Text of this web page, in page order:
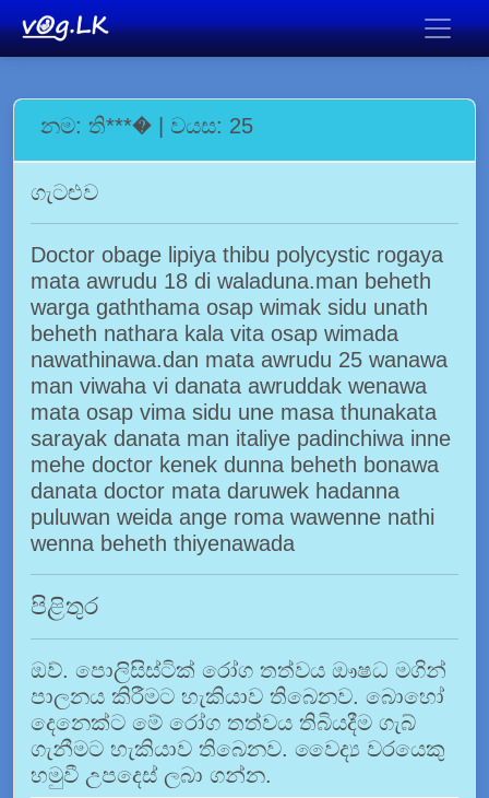
නම: ති***� | වයස: 25
ගැටළුව
Doctor obage lipiya thibu polycystic rogaya
mata awrudu 18 di waladuna.man beheth
warga gaththama osap wimak sidu unath
beheth nathara kala vita osap wimada
nawathinawa.dan mata awrudu 25 wanawa
man viwaha vi danata awruddak wenawa
mata osap vima sidu une masa thunakata
sarayak danata man italiye padinchiwa inne
mehe doctor kenek dunna beheth bonawa
danata doctor mata daruwek hadanna
puluwan weida ange roma wawenne nathi
wenna beheth thiyenawada
පිළිතුර
ඔව්. පොලිසිස්ටික් රෝග තත්වය ඖෂධ මගින්
පාලනය කිරීමට හැකියාව තිබෙනව. බොහෝ
දෙනෙක්ට මේ රෝග තත්වය තිබියදීම ගැබ්
ගැනීමට හැකියාව තිබෙනව. වෛද්‍ය වරයෙකු
හමුවී උපදෙස් ලබා ගන්න.